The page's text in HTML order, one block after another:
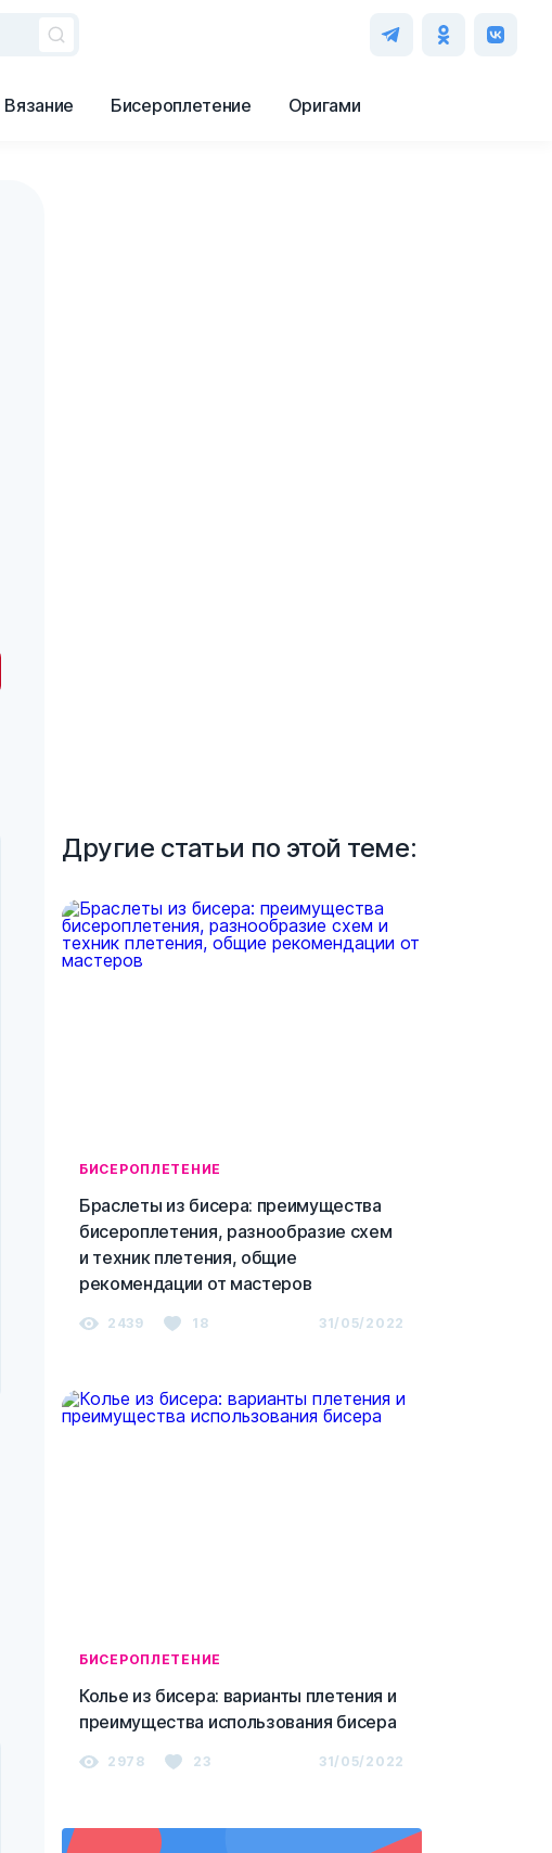
Вязание Бисероплетение Оригами
Другие статьи по этой теме:
БИСЕРОПЛЕТЕНИЕ
Браслеты из бисера: преимущества
бисероплетения, разнообразие схем
и техник плетения, общие
рекомендации от мастеров
2439 18 31/05/2022
БИСЕРОПЛЕТЕНИЕ
Колье из бисера: варианты плетения и
преимущества использования бисера
2978 23 31/05/2022